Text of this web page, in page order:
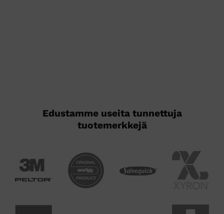
Edustamme useita tunnettuja
tuotemerkkejä